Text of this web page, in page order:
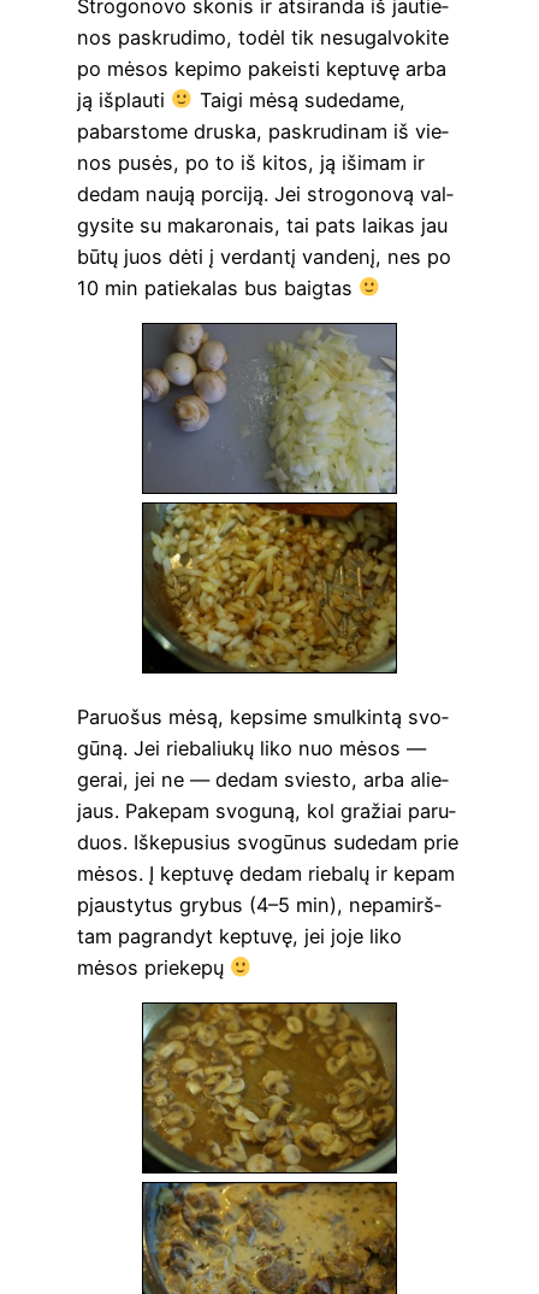
Stro­go­no­vo sko­nis ir atsi­ran­da iš jau­tie­
nos paskru­di­mo, todėl tik nesu­gal­vo­ki­te
po mėsos kepi­mo pakeis­ti kep­tu­vę arba
ją išplau­ti
Tai­gi mėsą sude­da­me,
pabars­to­me drus­ka, paskru­di­nam iš vie­
nos pusės, po to iš kitos, ją išimam ir
dedam nau­ją por­ci­ją. Jei stro­go­no­vą val­
gy­si­te su maka­ro­nais, tai pats lai­kas jau
būtų juos dėti į ver­dan­tį van­de­nį, nes po
10 min patie­ka­las bus baigtas
Paruo­šus mėsą, kep­si­me smul­kin­tą svo­
gū­ną. Jei rie­ba­liu­kų liko nuo mėsos —
gerai, jei ne — dedam svies­to, arba alie­
jaus. Pake­pam svo­gu­ną, kol gra­žiai paru­
duos. Iške­pu­sius svo­gū­nus sude­dam prie
mėsos. Į kep­tu­vę dedam rie­ba­lų ir kepam
pjaus­ty­tus gry­bus (4–5 min), nepa­mirš­
tam pag­ran­dyt kep­tu­vę, jei joje liko
mėsos priekepų